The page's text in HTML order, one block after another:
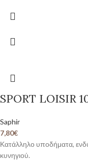
SPORT LOISIR
Saphir
7,80€
Κατάλληλο υποδήματα,
κυνηγιού.